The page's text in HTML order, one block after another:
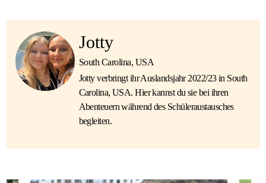
Jotty
South Carolina, USA
Jotty verbringt ihr Auslandsjahr 2022/23 in South
Carolina, USA. Hier kannst du sie bei ihren
Abenteuern während des Schüleraustausches
begleiten.